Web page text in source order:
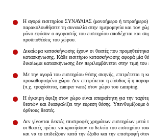
Sign up/Sign in
Check out
Search your order
Είσοδος διαχειριστή
Η αγορά εισιτηρίου ΣΥΝΑΥΛΙΑΣ (μονοήμερο ή τετραήμερο)
παρακολουθήσετε τη συναυλία στην ημερομηνία και τον
μόνο εφόσον ο αγοραστής του εισιτηρίου αποδέχεται και
προϋποθέσεις του χώρου.
Δικαίωμα κατασκήνωσης έχουν οι θεατές που
κατασκήνωσης. Κάθε εισιτήριο κατασκήνωσης αφορά μία
δικαίωμα κατασκήνωσης δεν περιλαμβάνεται στην τιμή του
Με την αγορά του εισιτηρίου θέσης σκηνής, επιτρέπεται η
προκαθορισμένο χώρο. Δεν επιτρέπεται η είσοδος ή η
(π.χ. τροχόσπιτα, camper vans) στον χώρο του camping.
Η έγκαιρη άφιξη στον χώρο είναι απαραίτητη για την
θεατών και διασφαλίζει την εύρεση θέσης. Υπενθυμίζουμε
όρθιους θεατές.
Δεν γίνονται δεκτές επιστροφές χρημάτων εισιτηρίων
οι θεατές πρέπει να κρατήσουν το δελτίο του εισιτηρίου
και να το επιδείξουν κατά την έξοδο και την επιστροφή